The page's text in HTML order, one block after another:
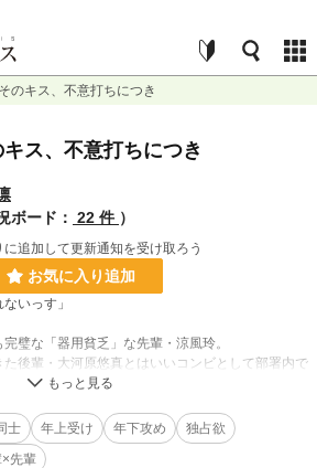
そのキス、不意打ちにつき
キス、不意打ちにつき
ボード： 22 件 ）
に追加して更新通知を受け取ろう
お気に入り追加
いっす」
璧な「器用貧乏」な先輩・涼風玲。
た後輩・大河原悠真とはいいコンビとして部署内で
狂い始める。
ロフィールから飛べます※
士 年上受け 年下攻め
独占欲
先輩